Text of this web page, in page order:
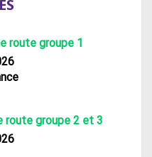
route groupe 1
route groupe 2 et 3